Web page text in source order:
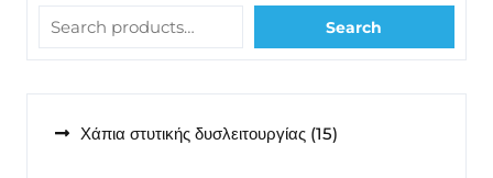
Search
Χάπια στυτικής δυσλειτουργίας 1515